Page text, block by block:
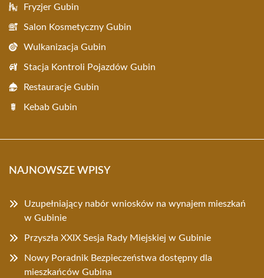
Fryzjer Gubin
Salon Kosmetyczny Gubin
Wulkanizacja Gubin
Stacja Kontroli Pojazdów Gubin
Restauracje Gubin
Kebab Gubin
NAJNOWSZE WPISY
Uzupełniający nabór wniosków na wynajem mieszkań
w Gubinie
Przyszła XXIX Sesja Rady Miejskiej w Gubinie
Nowy Poradnik Bezpieczeństwa dostępny dla
mieszkańców Gubina